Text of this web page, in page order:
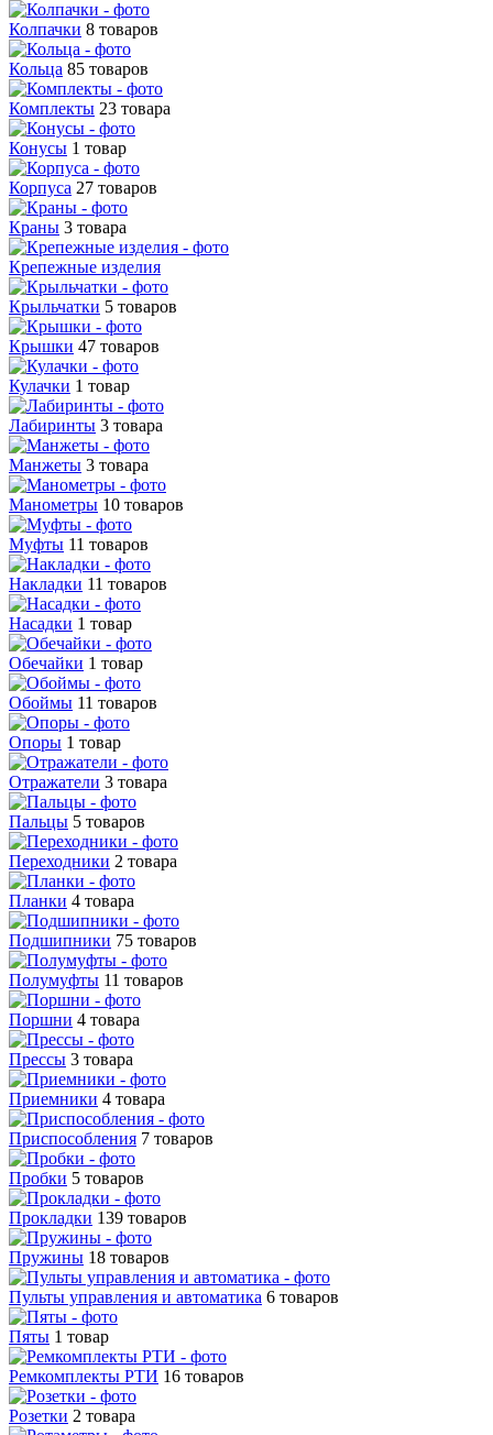
Колпачки 8 товаров
Кольца 85 товаров
Комплекты 23 товара
Конусы 1 товар
Корпуса 27 товаров
Краны 3 товара
Крепежные изделия
Крыльчатки 5 товаров
Крышки 47 товаров
Кулачки 1 товар
Лабиринты 3 товара
Манжеты 3 товара
Манометры 10 товаров
Муфты 11 товаров
Накладки 11 товаров
Насадки 1 товар
Обечайки 1 товар
Обоймы 11 товаров
Опоры 1 товар
Отражатели 3 товара
Пальцы 5 товаров
Переходники 2 товара
Планки 4 товара
Подшипники 75 товаров
Полумуфты 11 товаров
Поршни 4 товара
Прессы 3 товара
Приемники 4 товара
Приспособления 7 товаров
Пробки 5 товаров
Прокладки 139 товаров
Пружины 18 товаров
Пульты управления и автоматика 6 товаров
Пяты 1 товар
Ремкомплекты РТИ 16 товаров
Розетки 2 товара